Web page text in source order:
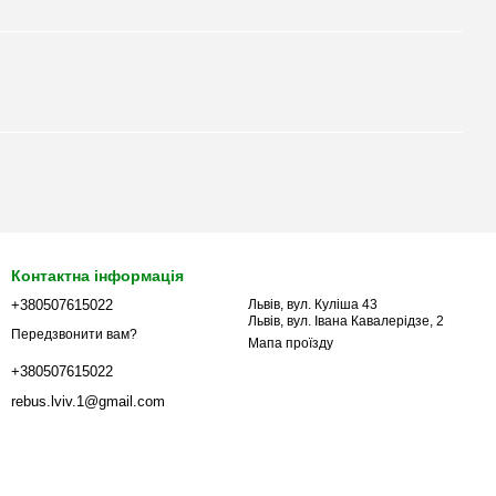
Контактна інформація
+380507615022
Передзвонити вам?
+380507615022
rebus.lviv.1@gmail.com
Львів, вул. Куліша 43
Львів, вул. Івана Кавалерідзе, 2
Мапа проїзду